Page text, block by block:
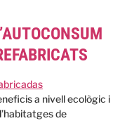
a nivell ecològic i
de